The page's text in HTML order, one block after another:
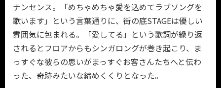
ナンセンス。「めちゃめちゃ愛を込めてラブソングを
歌います」という言葉通りに、街の底STAGEは優しい
雰囲気に包まれる。「愛してる」という歌詞が繰り返
されるとフロアからもシンガロングが巻き起こり、ま
っすぐな彼らの思いがまっすぐお客さんたちへと伝わ
った、奇跡みたいな締めくくりとなった。